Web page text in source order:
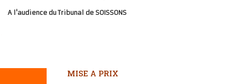
A l'audience du Tribunal de SOISSONS
MISE A PRIX